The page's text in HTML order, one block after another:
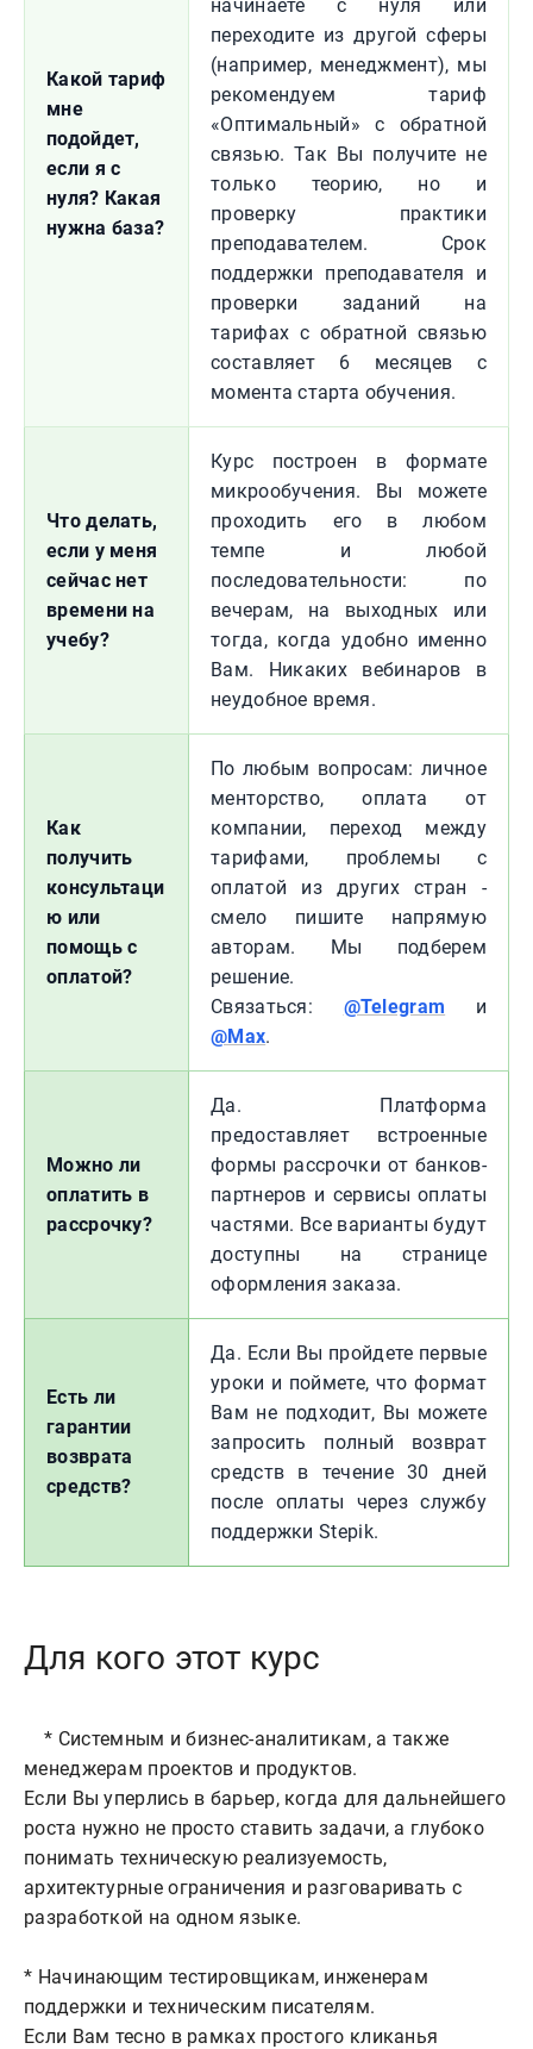
Какой тариф
мне
подойдет,
если я с
нуля? Какая
нужна база?
начинаете с нуля или
переходите из другой сферы
(например, менеджмент), мы
рекомендуем тариф
«Оптимальный» с обратной
связью. Так Вы получите не
только теорию, но и
проверку практики
преподавателем. Срок
поддержки преподавателя и
проверки заданий на
тарифах с обратной связью
составляет 6 месяцев с
момента старта обучения.
Что делать,
если у меня
сейчас нет
времени на
учебу?
Курс построен в формате
микрообучения. Вы можете
проходить его в любом
темпе и любой
последовательности: по
вечерам, на выходных или
тогда, когда удобно именно
Вам. Никаких вебинаров в
неудобное время.
Как
получить
консультаци
ю или
помощь с
оплатой?
По любым вопросам: личное
менторство, оплата от
компании, переход между
тарифами, проблемы с
оплатой из других стран -
смело пишите напрямую
авторам. Мы подберем
решение.
Связаться: @Telegram и
@Max.
Можно ли
оплатить в
рассрочку?
Да. Платформа
предоставляет встроенные
формы рассрочки от банков-
партнеров и сервисы оплаты
частями. Все варианты будут
доступны на странице
оформления заказа.
Есть ли
гарантии
возврата
средств?
Да. Если Вы пройдете первые
уроки и поймете, что формат
Вам не подходит, Вы можете
запросить полный возврат
средств в течение 30 дней
после оплаты через службу
поддержки Stepik.
Для кого этот курс
    * Системным и бизнес-аналитикам, а также
менеджерам проектов и продуктов.
Если Вы уперлись в барьер, когда для дальнейшего
роста нужно не просто ставить задачи, а глубоко
понимать техническую реализуемость,
архитектурные ограничения и разговаривать с
разработкой на одном языке.
* Начинающим тестировщикам, инженерам
поддержки и техническим писателям.
Если Вам тесно в рамках простого кликанья